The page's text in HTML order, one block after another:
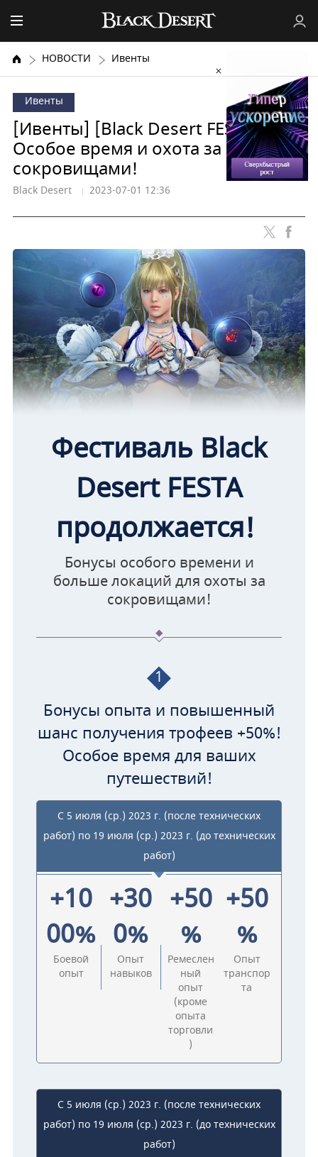
НОВОСТИ Ивенты
Ивенты
[Ивенты] [Black Desert FESTA]
Особое время и охота за
сокровищами!
Black Desert 2023-07-01 12:36
Фестиваль Black
Desert FESTA
продолжается!
Бонусы особого времени и
больше локаций для охоты за
сокровищами!
1
Бонусы опыта и повышенный
шанс получения трофеев +50%!
Особое время для ваших
путешествий!
С 5 июля (ср.) 2023 г. (после технических
работ) по 19 июля (ср.) 2023 г. (до технических
работ)
+10
00%
Боевой
опыт
+30
0%
Опыт
навыков
+50
%
Ремеслен
ный
опыт
(кроме
опыта
торговли
)
+50
%
Опыт
транспор
та
С 5 июля (ср.) 2023 г. (после технических
работ) по 19 июля (ср.) 2023 г. (до технических
работ)